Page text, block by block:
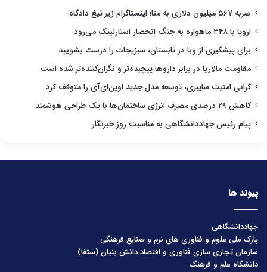
ضربه ۵۶۷ میلیون دلاری به متا؛ اینستاگرام زیر تیغ دادگاه
اروپا با ۳۴۸ ماهواره به جنگ انحصار استارلینک می‌رود
برای پیشگیری از وبا در تابستان، سبزیجات را درست بشویید
مقاومت مالاریا در برابر داروها پیچیده‌تر و نگران‌کننده‌تر شده است
گرانی امنیت سایبری، توسعه مدل جدید اوپن‌ای‌آی را متوقف کرد
کاهش ۲۹ درصدی مصرف انرژی ساختمان‌ها با یک طراحی هوشمند
پیام رئیس جهاددانشگاهی به مناسبت روز خبرنگار
پیوند ها
جهاددانشگاهی
پارک ملی علوم و فناوری های نرم و صنایع فرهنگی
سازمان تجاری سازی فناوری و اقتصاد دانش بنیان (ستفا)
دانشگاه علم و فرهنگ